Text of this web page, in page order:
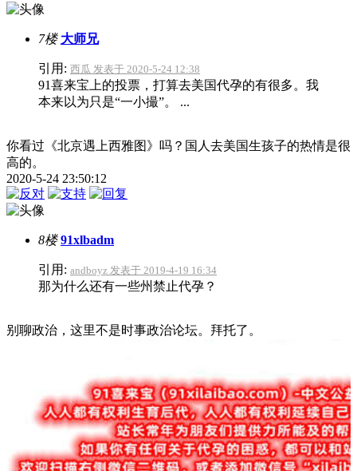
7楼 大师兄
引用: 西瓜 发表于 2020-5-24 12:38
91喜来宝上的投票，打算去美国代孕的有很多。我
本来以为只是“一小撮”。 ...
你看过《北京遇上西雅图》吗？国人去美国生孩子的热情是很
高的。
2020-5-24 23:50:12
8楼 91xlbadm
引用: andboyz 发表于 2019-4-19 16:34
那为什么还有一些州禁止代孕？
别聊政治，这里不是时事政治论坛。拜托了。